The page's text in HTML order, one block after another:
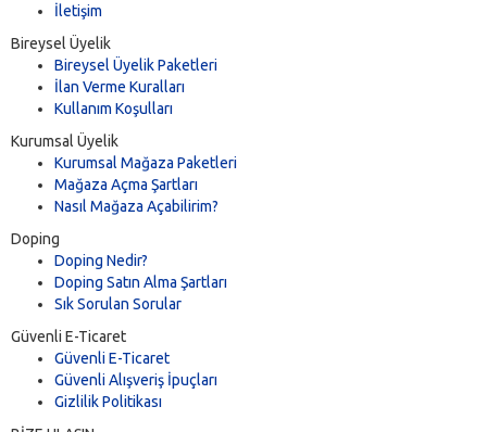
İletişim
Bireysel Üyelik
Bireysel Üyelik Paketleri
İlan Verme Kuralları
Kullanım Koşulları
Kurumsal Üyelik
Kurumsal Mağaza Paketleri
Mağaza Açma Şartları
Nasıl Mağaza Açabilirim?
Doping
Doping Nedir?
Doping Satın Alma Şartları
Sık Sorulan Sorular
Güvenli E-Ticaret
Güvenli E-Ticaret
Güvenli Alışveriş İpuçları
Gizlilik Politikası